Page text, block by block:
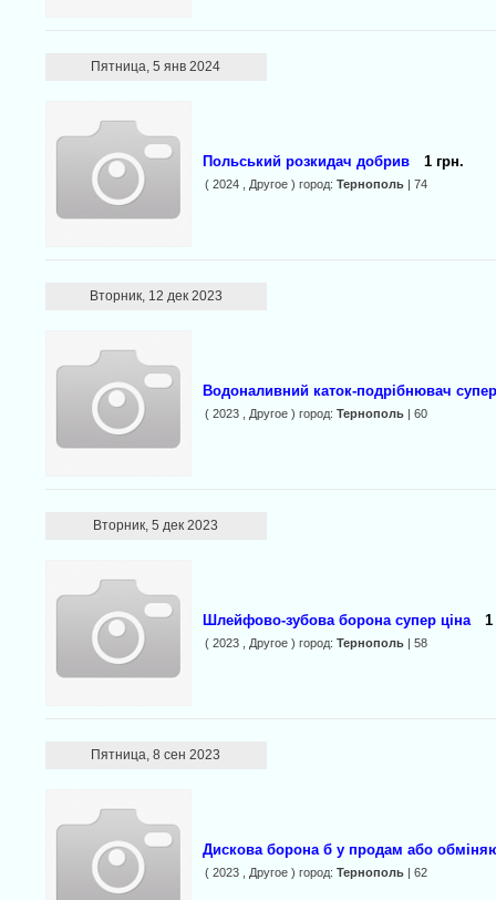
Пятница, 5 янв 2024
Польський розкидач добрив 1 грн.
( 2024 , Другое ) город: Тернополь| 74
Вторник, 12 дек 2023
Водоналивний каток-подрібнювач
( 2023 , Другое ) город: Тернополь| 60
Вторник, 5 дек 2023
Шлейфово-зубова борона супер ціна 1
( 2023 , Другое ) город: Тернополь| 58
Пятница, 8 сен 2023
Дискова борона б у продам або
( 2023 , Другое ) город: Тернополь| 62